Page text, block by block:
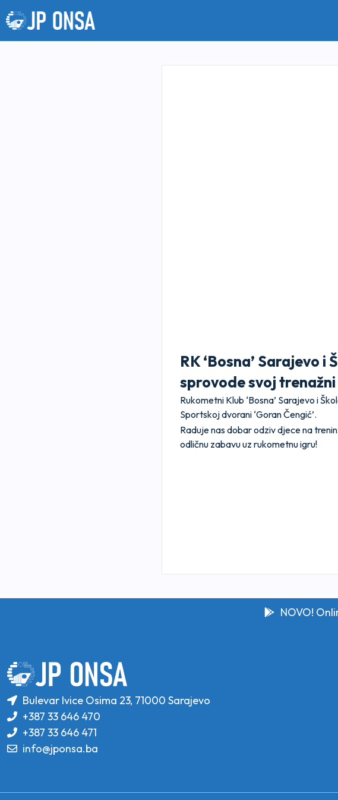
RK ‘Bosna’ Sarajevo i
sprovode svoj
Rukometni Klub ‘Bosna’ Sarajevo i
Sportskoj dvorani ‘Goran Čengić’.
Raduje nas dobar odziv djece na
odličnu zabavu uz rukometnu igru!
NOVO!
Bulevar Ivice Osima 23, 71000 Sarajevo
+387 33 646 470
+387 33 646 471
info@jponsa.ba